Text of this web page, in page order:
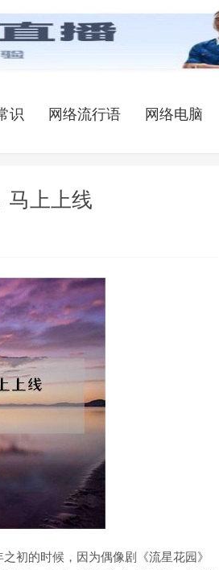
识 网络流行语 网络电脑
马上上线
初的时候，因为偶像剧《流星花园》